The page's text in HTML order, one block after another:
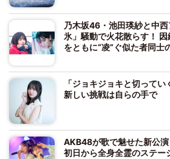
乃木坂46・池田瑛紗と中
氷」騒動で火花散らす！
をともに“凌”ぐ似た者同士
「ジョキジョキと切ってい
新しい挑戦は自らの手で
AKB48が歌で魅せた新公
初日から全身全霊のステー